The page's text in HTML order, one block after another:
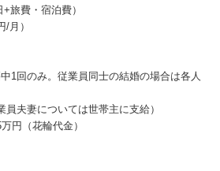
旅費・宿泊費）
/月）
1回のみ。従業員同士の結婚の場合は各人
員夫妻については世帯主に支給）
円（花輪代金）